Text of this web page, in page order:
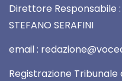
Direttore Responsabile :
STEFANO SERAFINI
email :
Registrazione Tribunale